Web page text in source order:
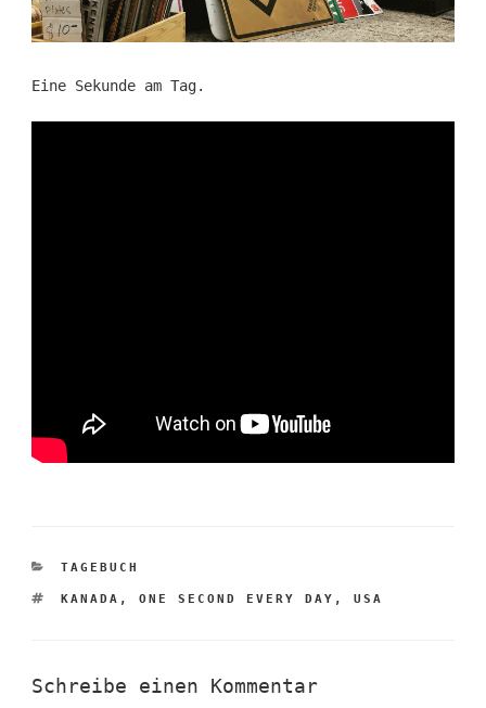
Eine Sekunde am Tag.
KATEGORIEN
TAGEBUCH
SCHLAGWÖRTER
KANADA ,ONE SECOND EVERY DAY ,USA
Schreibe einen Kommentar